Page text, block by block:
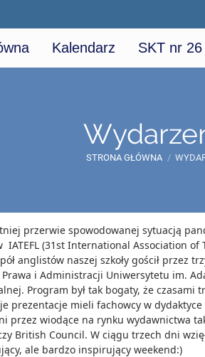
Kalendarz SKT nr
STRONA GŁÓWNA /
przerwie spowodowanej sytuacją
IATEFL (31st International Association of
anglistów naszej szkoły gościł przez
Prawa i Administracji Uniwersytetu im.
Program był tak bogaty, że czasami
prezentacje mieli fachowcy w
przez wiodące na rynku wydawnictwa
British Council. W ciągu trzech dni
ale bardzo inspirujący weekend:)